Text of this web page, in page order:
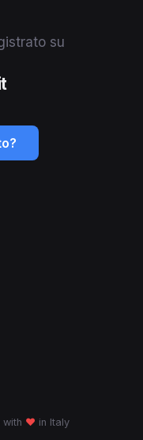
su
with ♥ in Italy